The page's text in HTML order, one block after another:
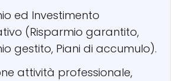
ed Investimento
(Risparmio garantito,
gestito, Piani di accumulo).
attività professionale,